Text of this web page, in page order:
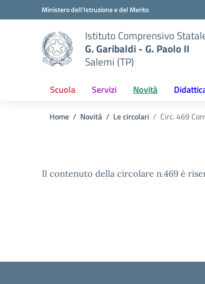
Vai ai contenuti
Vai al menu di navigazioneMinistero dell'Istruzione e del Merito
Istituto Comprensivo
G. Garibaldi - G. Paolo II
Salemi (TP)
Scuola Servizi Novità
Home Novità Le circolari Circ. 469
Il contenuto della circolare n.469 è